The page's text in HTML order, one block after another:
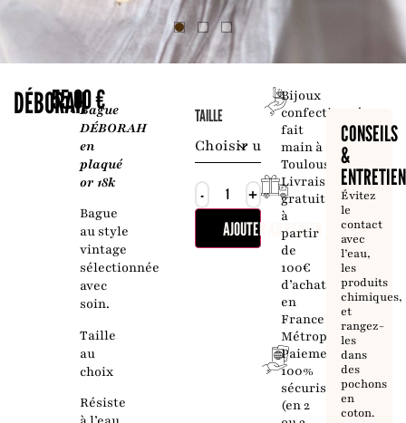
DÉBORAH
55,00€
Bague
DÉBORAH
en
plaqué
or 18k
Bague
au style
vintage
sélectionnée
avec
soin.
Taille
au
choix
Résiste
TAILLE
- +
AJOUTER AU PANIER
Bijoux
confectionnés
fait
main à
Toulouse
Livraison
gratuite
à
partir
de
100€
d’achat
en
France
Métropolitaine
Paiement
100%
sécurisé
(en 2
CONSEILS
&
Évitez
le
contact
avec
l’eau,
les
produits
chimiques,
et
rangez-
les
dans
des
pochons
en
coton.